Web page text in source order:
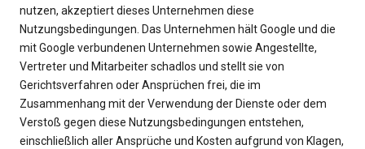
nutzen, akzeptiert dieses Unternehmen diese
Nutzungsbedingungen. Das Unternehmen hält Google und die
mit Google verbundenen Unternehmen sowie Angestellte,
Vertreter und Mitarbeiter schadlos und stellt sie von
Gerichtsverfahren oder Ansprüchen frei, die im
Zusammenhang mit der Verwendung der Dienste oder dem
Verstoß gegen diese Nutzungsbedingungen entstehen,
einschließlich aller Ansprüche und Kosten aufgrund von Klagen,